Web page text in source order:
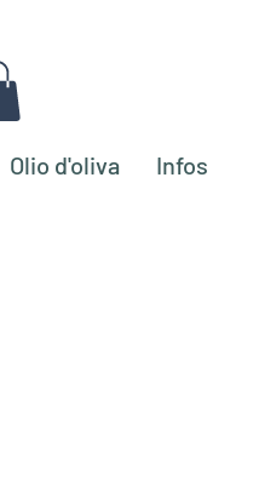
Olio d'oliva Infos